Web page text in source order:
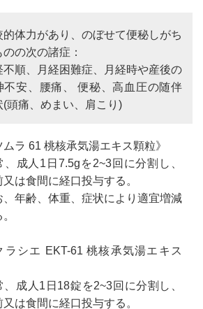
的体力があり、のぼせて便秘しがち
のの次の諸症：
不順、月経困難症、月経時や産後の
不安、腰痛、 便秘、高血圧の随伴
(頭痛、めまい、肩こり)
ムラ 61 桃核承気湯エキス顆粒》
、成人1日7.5gを2~3回に分割し、
又は食間に経口投与する。
、年齢、体重、症状により適宜増減
ラシエ EKT-61 桃核承気湯エキス
、成人1日18錠を2~3回に分割し、
又は食間に経口投与する。